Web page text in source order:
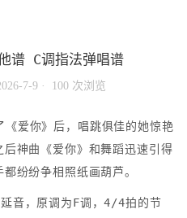
谱 C调指法弹唱谱
7-9 · 100 次浏览
《爱你》后，唱跳俱佳的她惊艳
神曲《爱你》和舞蹈迅速引得
纷纷争相照纸画葫芦。
延音，原调为F调，4/4拍的节